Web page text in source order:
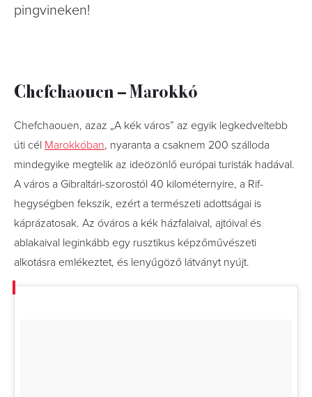
pingvineken!
Chefchaouen – Marokkó
Chefchaouen, azaz „A kék város” az egyik legkedveltebb
úti cél Marokkóban, nyaranta a csaknem 200 szálloda
mindegyike megtelik az ideözönlő európai turisták hadával.
A város a Gibraltári-szorostól 40 kilométernyire, a Rif-
hegységben fekszik, ezért a természeti adottságai is
káprázatosak. Az óváros a kék házfalaival, ajtóival és
ablakaival leginkább egy rusztikus képzőművészeti
alkotásra emlékeztet, és lenyűgöző látványt nyújt.